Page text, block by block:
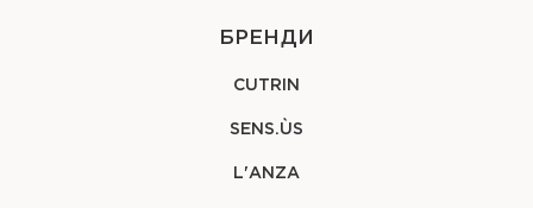
БРЕНДИ
CUTRIN
SENS.ÙS
L'ANZA